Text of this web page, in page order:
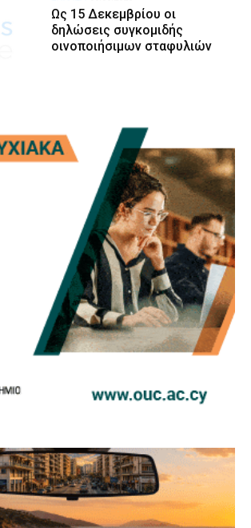
Ως 15 Δεκεμβρίου οι
δηλώσεις συγκομιδής
οινοποιήσιμων σταφυλιών